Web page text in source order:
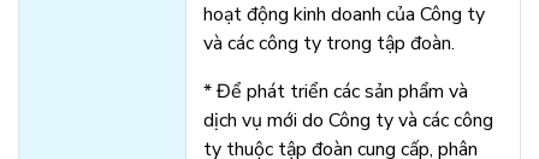
hoạt động kinh doanh của Công ty
và các công ty trong tập đoàn.
* Để phát triển các sản phẩm và
dịch vụ mới do Công ty và các công
ty thuộc tập đoàn cung cấp, phân